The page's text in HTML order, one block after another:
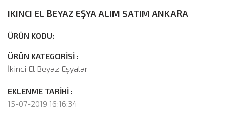
IKINCI EL BEYAZ EŞYA ALIM SATIM ANKARA
ÜRÜN KODU:
ÜRÜN KATEGORİSİ :
İkinci El Beyaz Eşyalar
EKLENME TARİHİ :
15-07-2019 16:16:34